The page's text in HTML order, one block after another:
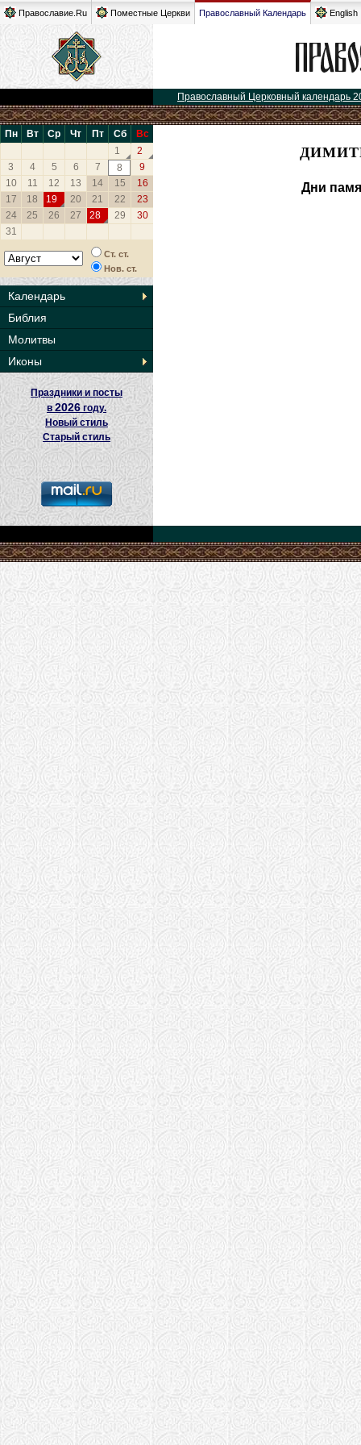
Православие.Ru Поместные Церкви Православный Календарь English
Православный Церковный календарь
Пн Вт Ср Чт Пт Сб
Вс
1
2
3
4 5 6 7 8
9
10
11 12 13 14 15
16
17
18 19 20 21 22
23
24
25 26 27 28 29
30
31
Ст. ст.
Нов. ст.
Календарь
Библия
Молитвы
Иконы
Праздники и посты
в2026 году.
Новый стиль
Старый стиль
Дни